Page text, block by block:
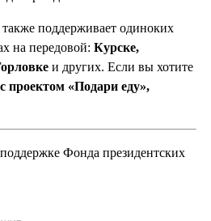
также поддерживает одиноких
на передовой: Курске,
и других. Если вы хотите
с проектом «Подари еду»,
Фонда президентских